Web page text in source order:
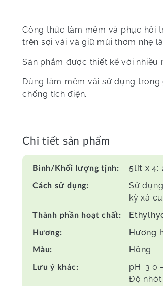
Công thức làm mềm và phục hồi
trên sợi vải và giữ mùi thơm nhẹ
Sản phẩm được thiết kế với
Dùng làm mềm vải sử dụng
chống tích điện.
Chi tiết sản phẩm
Bình/Khối lượng tịnh: 5lít x 4;
Cách sử dụng:
Sử
kỳ xả
Thành phần hoạt chất:
Hương: Hương
Màu: Hồng
Lưu ý khác:
pH: 3.0
Độ